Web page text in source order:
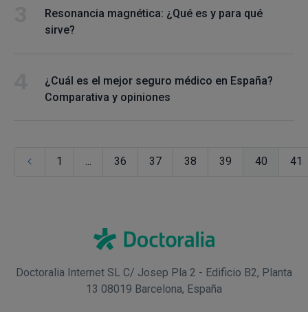
Resonancia magnética: ¿Qué es y para qué
sirve?
¿Cuál es el mejor seguro médico en España?
Comparativa y opiniones
1 ... 36 37 38 39 40 41
Doctoralia Internet SL C/ Josep Pla 2 - Edificio B2, Planta
13 08019 Barcelona, España